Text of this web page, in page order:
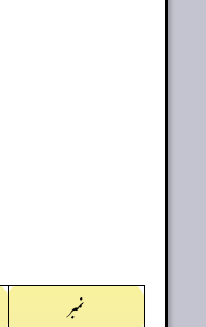
نمبر